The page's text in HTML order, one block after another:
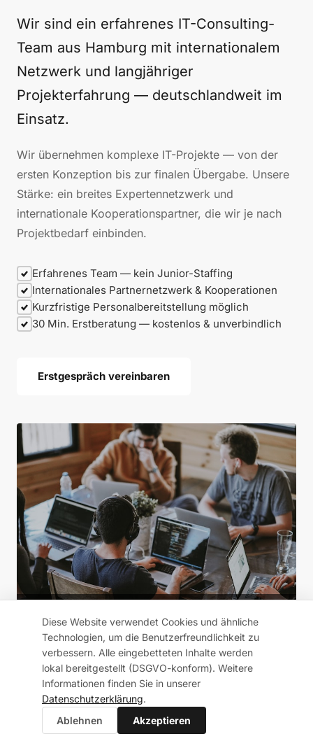
Diese Website verwendet Cookies und ähnliche
Technologien, um die Benutzerfreundlichkeit zu
verbessern. Alle eingebetteten Inhalte werden
lokal bereitgestellt (DSGVO-konform). Weitere
Informationen finden Sie in unserer
Datenschutzerklärung.
Ablehnen
Akzeptieren
Wir sind ein erfahrenes IT-Consulting-
Team aus Hamburg mit internationalem
Netzwerk und langjähriger
Projekterfahrung — deutschlandweit im
Einsatz.
Wir übernehmen komplexe IT-Projekte — von der
ersten Konzeption bis zur finalen Übergabe. Unsere
Stärke: ein breites Expertennetzwerk und
internationale Kooperationspartner, die wir je nach
Projektbedarf einbinden.
Erfahrenes Team — kein Junior-Staffing
Internationales Partnernetzwerk & Kooperationen
Kurzfristige Personalbereitstellung möglich
30 Min. Erstberatung — kostenlos & unverbindlich
Erstgespräch vereinbaren
Kooperationspartnern zusammen.